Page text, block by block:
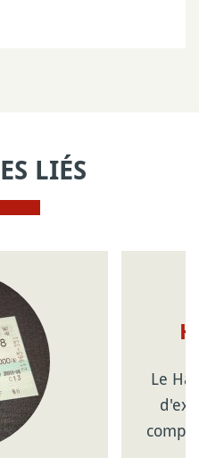
LIÉS
Le